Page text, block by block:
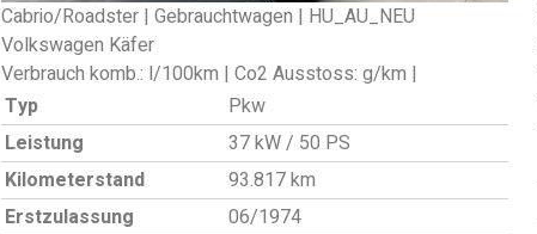
Cabrio/Roadster | Gebrauchtwagen | HU_AU_NEU
Volkswagen Käfer
Verbrauch komb.: l/100km | Co2 Ausstoss: g/km |
Typ
Pkw
Leistung
37 kW / 50 PS
Kilometerstand
93.817 km
Erstzulassung
06/1974